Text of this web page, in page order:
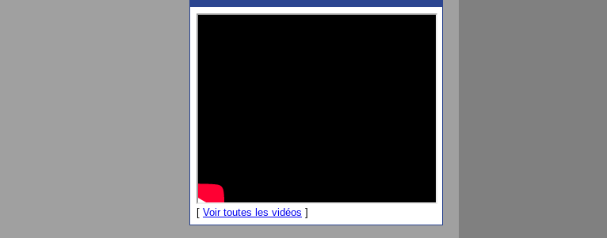
[ Voir toutes les vidéos ]